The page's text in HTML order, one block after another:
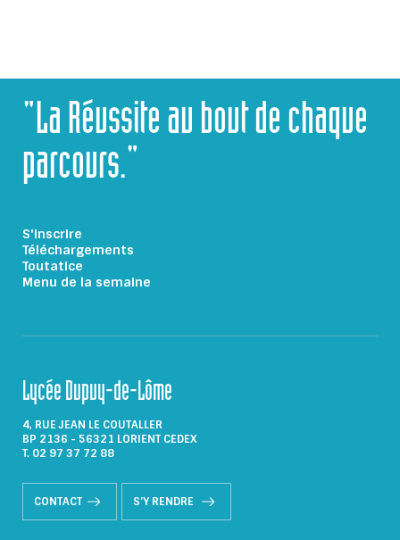
"La Réussite au bout de chaque
parcours."
S'inscrire
Téléchargements
Toutatice
Menu de la semaine
Lycée Dupuy-de-Lôme
4, RUE JEAN LE COUTALLER
BP 2136 - 56321 LORIENT CEDEX
T. 02 97 37 72 88
CONTACT S'Y RENDRE